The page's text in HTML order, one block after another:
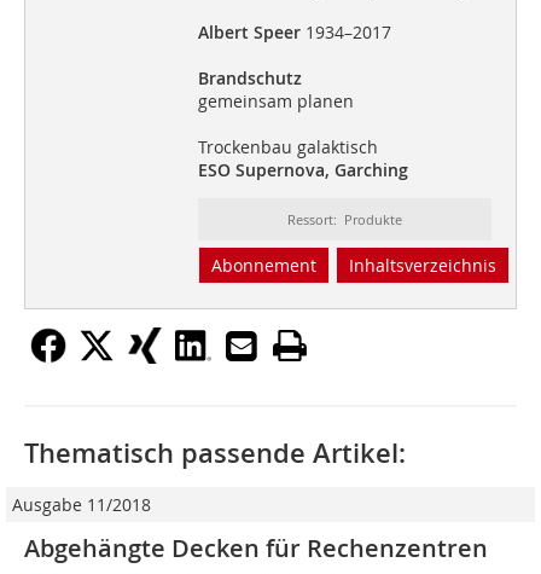
Albert Speer 1934–2017
Brandschutz
gemeinsam planen
Trockenbau galaktisch
ESO Supernova, Garching
Ressort: Produkte
Abonnement Inhaltsverzeichnis
Thematisch passende Artikel:
Ausgabe 11/2018
Abgehängte Decken für Rechenzentren